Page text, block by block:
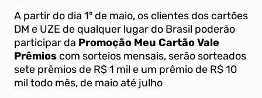
A partir do dia 1º de maio, os clientes dos cartões
DM e UZE de qualquer lugar do Brasil poderão
participar da Promoção Meu Cartão Vale
Prêmios com sorteios mensais, serão sorteados
sete prêmios de R$ 1 mil e um prêmio de R$ 10
mil todo mês, de maio até julho